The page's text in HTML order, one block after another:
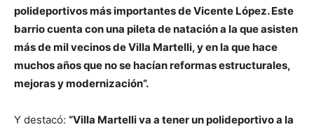
polideportivos más importantes de Vicente López. Este
barrio cuenta con una pileta de natación a la que asisten
más de mil vecinos de Villa Martelli, y en la que hace
muchos años que no se hacían reformas estructurales,
mejoras y modernización”.
Y destacó: “Villa Martelli va a tener un polideportivo a la